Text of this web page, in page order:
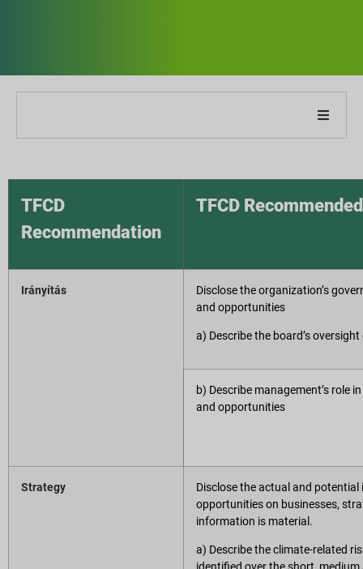
Jelentésünkről
Fenntarthatósági stratégiák
Célok és teljesítmény
TFCD
Recommendation
TFCD
Irányítás
Disclose the organization’s
and opportunities
a) Describe the board’s
b) Describe management’s role
and opportunities
Strategy
Disclose the actual and
opportunities on businesses,
information is material.
a) Describe the climate-related